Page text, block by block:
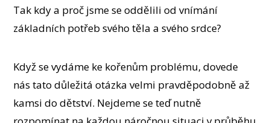
Tak kdy a proč jsme se oddělili od vnímání
základních potřeb svého těla a svého srdce?
Když se vydáme ke kořenům problému, dovede
nás tato důležitá otázka velmi pravděpodobně až
kamsi do dětství. Nejdeme se teď nutně